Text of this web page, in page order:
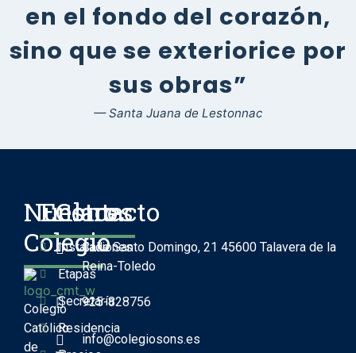
en el fondo del corazón,
sino que se exteriorice por
sus obras”
— Santa Juana de Lestonnac
Nuestro
Colegio
Colegio
Católico
de
Enlaces
Instalaciones
Etapas
Secretaría
Residencia
Contacto
Calle Santo Domingo, 21 45600 Talavera de la
Reina-Toledo
925-828756
info@colegiosons.es